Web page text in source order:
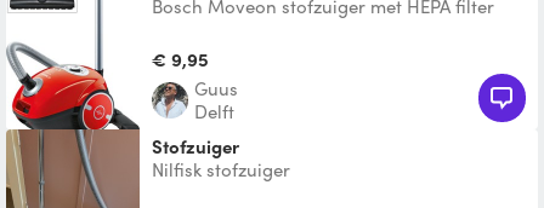
Bosch Moveon stofzuiger met HEPA filter
borstel voor houte
€ 9,95
Guus
Delft
Stofzuiger
Nilfisk stofzuiger